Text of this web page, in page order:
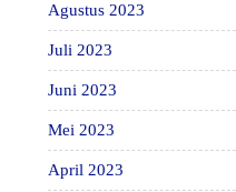
Agustus 2023
Juli 2023
Juni 2023
Mei 2023
April 2023